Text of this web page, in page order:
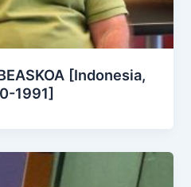
[Indonesia,
1991]